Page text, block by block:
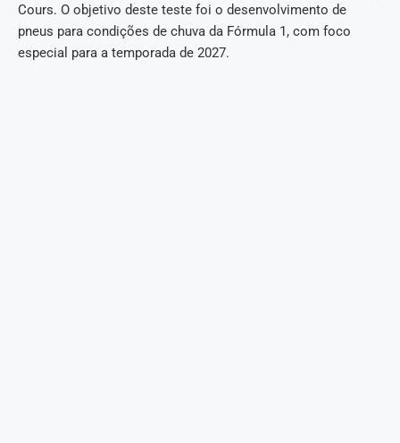
Cours. O objetivo deste teste foi o desenvolvimento de
pneus para condições de chuva da Fórmula 1, com foco
especial para a temporada de 2027.